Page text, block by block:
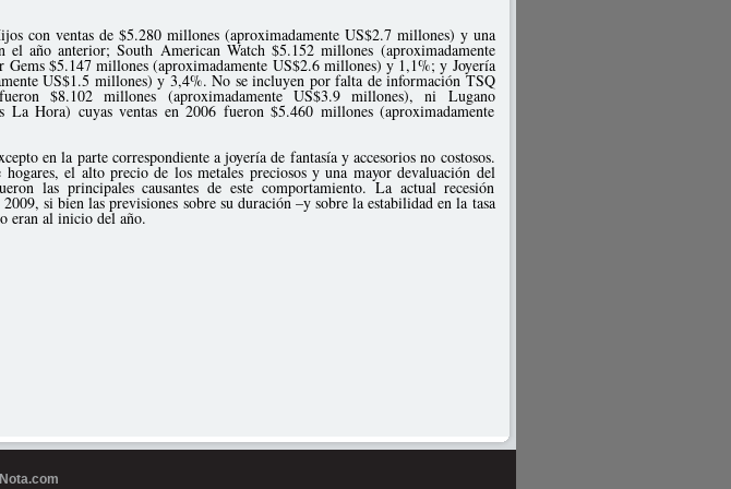
con ventas de $5.280 millones (aproximadamente US$2.7 millones) y una
año anterior; South American Watch $5.152 millones (aproximadamente
$5.147 millones (aproximadamente US$2.6 millones) y 1,1%; y Joyería
US$1.5 millones) y 3,4%. No se incluyen por falta de información TSQ
$8.102 millones (aproximadamente US$3.9 millones), ni Lugano
La Hora) cuyas ventas en 2006 fueron $5.460 millones (aproximadamente
en la parte correspondiente a joyería de fantasía y accesorios no costosos.
el alto precio de los metales preciosos y una mayor devaluación del
las principales causantes de este comportamiento. La actual recesión
2009, si bien las previsiones sobre su duración –y sobre la estabilidad en la tasa
eran al inicio del año.